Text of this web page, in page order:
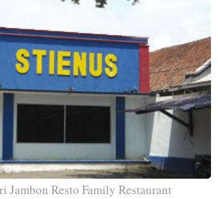
Jambon Resto Family Restaurant